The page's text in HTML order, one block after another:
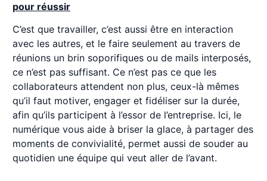
pour réussir
C’est que travailler, c’est aussi être en interaction
avec les autres, et le faire seulement au travers de
réunions un brin soporifiques ou de mails interposés,
ce n’est pas suffisant. Ce n’est pas ce que les
collaborateurs attendent non plus, ceux-là mêmes
qu’il faut motiver, engager et fidéliser sur la durée,
afin qu’ils participent à l’essor de l’entreprise. Ici, le
numérique vous aide à briser la glace, à partager des
moments de convivialité, permet aussi de souder au
quotidien une équipe qui veut aller de l’avant.